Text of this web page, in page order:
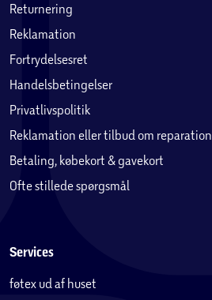
Returnering
Reklamation
Fortrydelsesret
Handelsbetingelser
Privatlivspolitik
Reklamation eller tilbud om reparation
Betaling, købekort & gavekort
Ofte stillede spørgsmål
Services
føtex ud af huset